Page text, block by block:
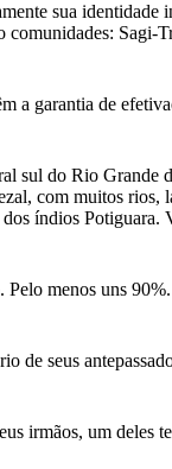
sua
Sagi-
a garantia de
sul do Rio Grande
com muitos rios,
índios
menos uns
de seus
irmãos, um deles